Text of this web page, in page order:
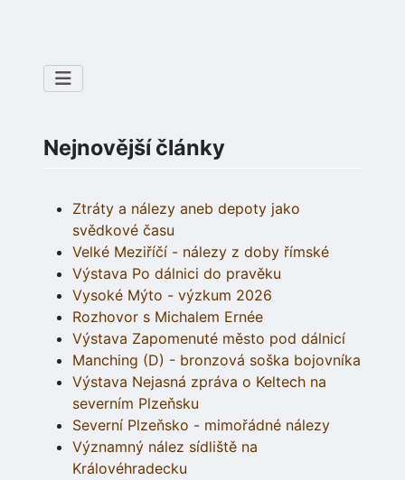
Nejnovější články
Ztráty a nálezy aneb depoty jako
svědkové času
Velké Meziříčí - nálezy z doby římské
Výstava Po dálnici do pravěku
Vysoké Mýto - výzkum 2026
Rozhovor s Michalem Ernée
Výstava Zapomenuté město pod dálnicí
Manching (D) - bronzová soška bojovníka
Výstava Nejasná zpráva o Keltech na
severním Plzeňsku
Severní Plzeňsko - mimořádné nálezy
Významný nález sídliště na
Královéhradecku